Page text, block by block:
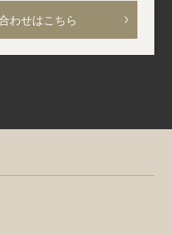
わせはこちら